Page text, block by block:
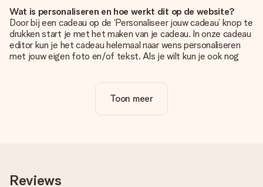
Wat is personaliseren en hoe werkt dit op de website?
Door bij een cadeau op de ‘Personaliseer jouw cadeau’ knop te
drukken start je met het maken van je cadeau. In onze cadeau
editor kun je het cadeau helemaal naar wens personaliseren
met jouw eigen foto en/of tekst. Als je wilt kun je ook nog
Is personalisatie in de prijs inbegrepen?
De prijs die op de website wordt getoond is inclusief de
te gebruiken. Als je niet zeker bent over de kwaliteit van je
Toon meer
Reviews